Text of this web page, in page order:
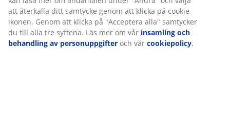
att återkalla ditt samtycke genom att klicka på cookie-
ikonen. Genom att klicka på "Acceptera alla" samtycker
du till alla tre syftena. Läs mer om vår insamling och
behandling av personuppgifter och vår cookiepolicy.